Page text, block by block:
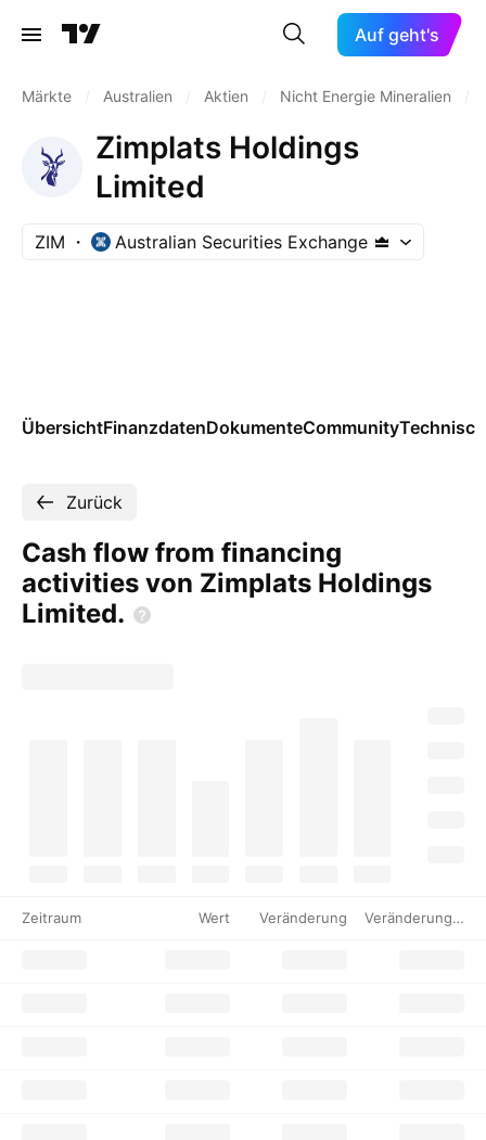
Auf geht's
Märkte Australien Aktien Nicht Energie Mineralien
Zimplats Holdings
Limited
ZIM Australian Securities Exchange
ÜbersichtFinanzdatenDokumenteCommunity
Zurück
Cash flow from financing
activities von Zimplats Holdings
Limited.
Zeitraum Wert Veränderung Veränderung %